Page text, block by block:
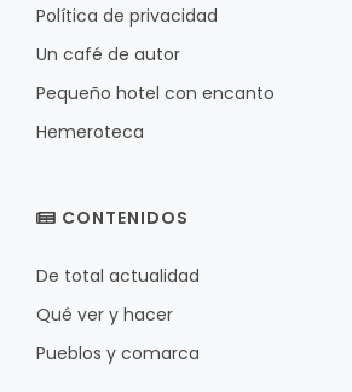
Política de privacidad
Un café de autor
Pequeño hotel con encanto
Hemeroteca
CONTENIDOS
De total actualidad
Qué ver y hacer
Pueblos y comarca